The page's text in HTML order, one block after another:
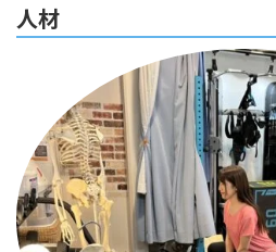
人材